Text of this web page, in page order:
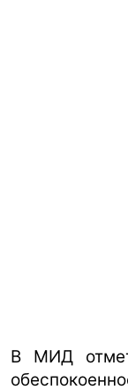
В МИД